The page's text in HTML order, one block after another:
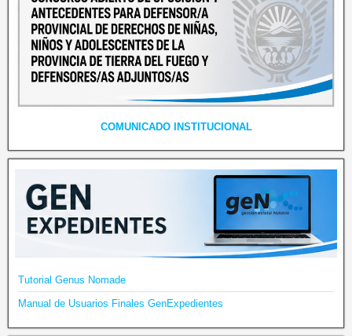
COMUNICADO INSTITUCIONAL
Tutorial Genus Nomade
Manual de Usuarios Finales GenExpedientes